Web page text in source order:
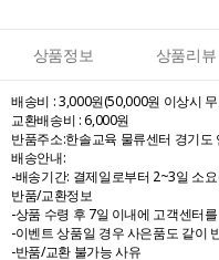
상품정보 상품리뷰
배송비 : 3,000원(50,000원 이상시
교환배송비 : 6,000원
반품주소:한솔교육 물류센터 경기
배송안내:
-배송기간: 결제일로부터 2~3일 소
반품/교환정보
-상품 수령 후 7일 이내에 고객센터
-이벤트 상품일 경우 사은품도 같이
-반품/교환 불가능 사유